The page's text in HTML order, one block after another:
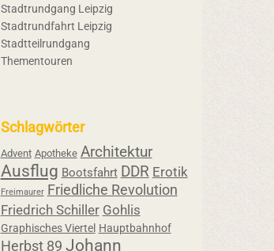
Stadtrundgang Leipzig
Stadtrundfahrt Leipzig
Stadtteilrundgang
Thementouren
Schlagwörter
Advent Apotheke Architektur
Ausflug Bootsfahrt DDR Erotik
Freimaurer Friedliche Revolution
Friedrich Schiller Gohlis
Graphisches Viertel Hauptbahnhof
Herbst 89 Johann